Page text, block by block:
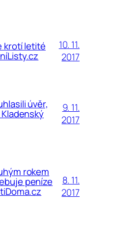
krotí letité
10. 11.
2017
úvěr,
9. 11.
2017
rokem
peníze
8. 11.
2017